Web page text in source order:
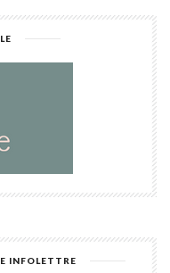
INFOLETTRE